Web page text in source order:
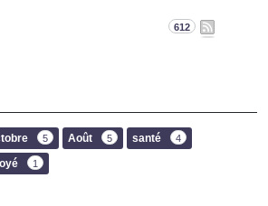
612
5 Août 5 santé 4
1